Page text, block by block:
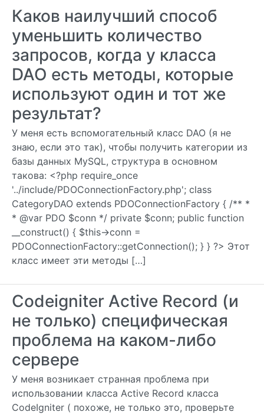
Каков наилучший способ
уменьшить количество
запросов, когда у класса
DAO есть методы, которые
используют один и тот же
результат?
У меня есть вспомогательный класс DAO (я не
знаю, если это так), чтобы получить категории из
базы данных MySQL, структура в основном
такова: <?php require_once
'../include/PDOConnectionFactory.php'; class
CategoryDAO extends PDOConnectionFactory { /** *
* @var PDO $conn */ private $conn; public function
__construct() { $this->conn =
PDOConnectionFactory::getConnection(); } } ?> Этот
класс имеет эти методы […]
Codeigniter Active Record (и
не только) специфическая
проблема на каком-либо
сервере
У меня возникает странная проблема при
использовании класса Active Record класса
CodeIgniter ( похоже, не только это, проверьте